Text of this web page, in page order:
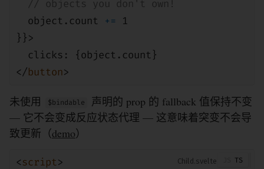
// objects you don't own!
object .count +=
1
}}>
clicks: { object .count}
</button>
未使用 $bindable
声明的 prop 的 fallback 值保持不变
— 它不会变成反应状态代理 — 这意味着突变不会导
致更新（demo）
Child
<script>